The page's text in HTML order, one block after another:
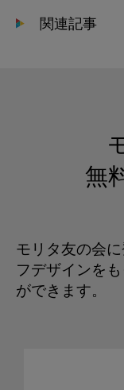
関連記事
無
モリタ友の会
フデザインを
ができます。